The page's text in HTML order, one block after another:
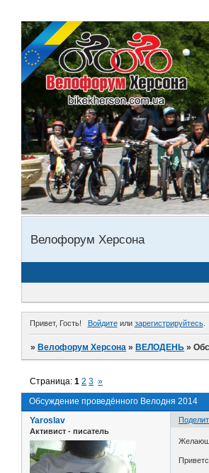
Велофорум Херсона
Привет, Гость! Войдитеили зарегистрируйтесь.
» Велофорум Херсона » ВЕЛОДЕНЬ »
Обсуждение проведённого Велодня 2014
Страница:1 2 3 »
Yaroslav
Активист - писатель